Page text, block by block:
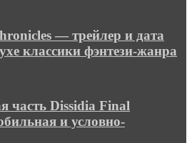
— трейлер и дата
классики фэнтези-жанра
часть Dissidia Final
и условно-